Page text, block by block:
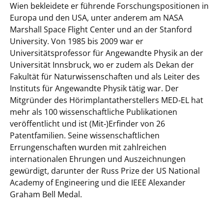
Wien bekleidete er führende Forschungspositionen in
Europa und den USA, unter anderem am NASA
Marshall Space Flight Center und an der Stanford
University. Von 1985 bis 2009 war er
Universitätsprofessor für Angewandte Physik an der
Universität Innsbruck, wo er zudem als Dekan der
Fakultät für Naturwissenschaften und als Leiter des
Instituts für Angewandte Physik tätig war. Der
Mitgründer des Hörimplantatherstellers MED‑EL hat
mehr als 100 wissenschaftliche Publikationen
veröffentlicht und ist (Mit‑)Erfinder von 26
Patentfamilien. Seine wissenschaftlichen
Errungenschaften wurden mit zahlreichen
internationalen Ehrungen und Auszeichnungen
gewürdigt, darunter der Russ Prize der US National
Academy of Engineering und die IEEE Alexander
Graham Bell Medal.